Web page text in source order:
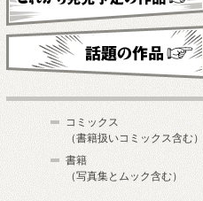
これから発売予定
コミックス
（書籍扱いコミックス含む）
書籍
（写真集とムック含む）